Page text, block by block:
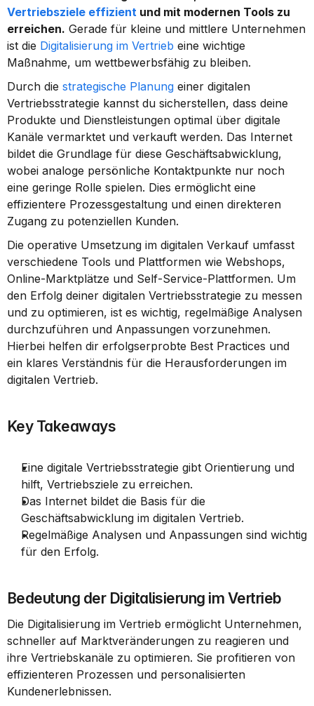
Vertriebsziele effizient und mit modernen Tools zu
erreichen. Gerade für kleine und mittlere Unternehmen
ist die Digitalisierung im Vertrieb eine wichtige
Maßnahme, um wettbewerbsfähig zu bleiben.
Durch die strategische Planung einer digitalen
Vertriebsstrategie kannst du sicherstellen, dass deine
Produkte und Dienstleistungen optimal über digitale
Kanäle vermarktet und verkauft werden. Das Internet
bildet die Grundlage für diese Geschäftsabwicklung,
wobei analoge persönliche Kontaktpunkte nur noch
eine geringe Rolle spielen. Dies ermöglicht eine
effizientere Prozessgestaltung und einen direkteren
Zugang zu potenziellen Kunden.
Die operative Umsetzung im digitalen Verkauf umfasst
verschiedene Tools und Plattformen wie Webshops,
Online-Marktplätze und Self-Service-Plattformen. Um
den Erfolg deiner digitalen Vertriebsstrategie zu messen
und zu optimieren, ist es wichtig, regelmäßige Analysen
durchzuführen und Anpassungen vorzunehmen.
Hierbei helfen dir erfolgserprobte Best Practices und
ein klares Verständnis für die Herausforderungen im
digitalen Vertrieb.
Key Takeaways
Eine digitale Vertriebsstrategie gibt Orientierung und
hilft, Vertriebsziele zu erreichen.
Das Internet bildet die Basis für die
Geschäftsabwicklung im digitalen Vertrieb.
Regelmäßige Analysen und Anpassungen sind wichtig
für den Erfolg.
Bedeutung der Digitalisierung im Vertrieb
Die Digitalisierung im Vertrieb ermöglicht Unternehmen,
schneller auf Marktveränderungen zu reagieren und
ihre Vertriebskanäle zu optimieren. Sie profitieren von
effizienteren Prozessen und personalisierten
Kundenerlebnissen.